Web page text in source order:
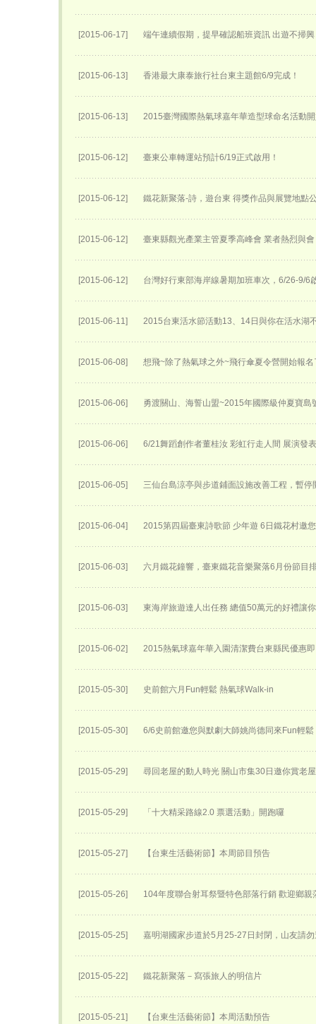
[2015-06-17] 端午連續假期，提早確認船班資訊 出遊不掃興
[2015-06-13] 香港最大康泰旅行社台東主題館6/9完成！
[2015-06-13] 2015臺灣國際熱氣球嘉年華​造型球命名活動
[2015-06-12] 臺東公車轉運站預計6/19正式啟用！
[2015-06-12] 鐵花新聚落-詩，遊台東 得獎作品與展覽地點
[2015-06-12] 臺東縣觀光產業主管夏季高峰會 業者熱烈與會
[2015-06-12] 台灣好行東部海岸線暑期加班車次，6/26-9/6
[2015-06-11] 2015台東活水節活動13、14日與你在活水湖
[2015-06-08] 想飛~除了熱氣球之外~飛行傘夏令營開始報名
[2015-06-06] 勇渡關山、海誓山盟~2015年國際級仲夏寶島
[2015-06-06] 6/21舞蹈創作者董桂汝 彩虹行走人間 展演發
[2015-06-05] 三仙台島涼亭與步道鋪面設施改善工程，暫停
[2015-06-04] 2015第四屆臺東詩歌節 少年遊 6日鐵花村邀
[2015-06-03] 六月鐵花鐘響，臺東鐵花音樂聚落6月份節目
[2015-06-03] 東海岸旅遊達人出任務 總值50萬元的好禮讓
[2015-06-02] 2015熱氣球嘉年華入園清潔費台東縣民優惠
[2015-05-30] 史前館六月Fun輕鬆 熱氣球Walk-in
[2015-05-30] 6/6史前館邀您與默劇大師姚尚德同來Fun輕鬆
[2015-05-29] 尋回老屋的動人時光 關山市集30日邀你賞老
[2015-05-29] 「十大精采路線2.0 票選活動」開跑囉
[2015-05-27] 【台東生活藝術節】本周節目預告
[2015-05-26] 104年度聯合射耳祭暨特色部落行銷 歡迎鄉親
[2015-05-25] 嘉明湖國家步道於5月25-27日封閉，山友請
[2015-05-22] 鐵花新聚落－寫張旅人的明信片
[2015-05-21] 【台東生活藝術節】本周活動預告